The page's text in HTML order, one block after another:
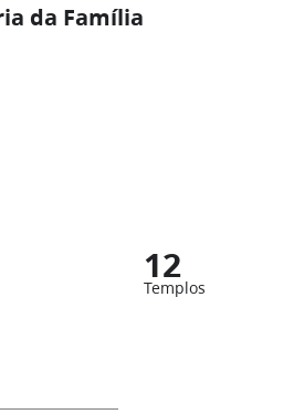
da Família
12
Templos